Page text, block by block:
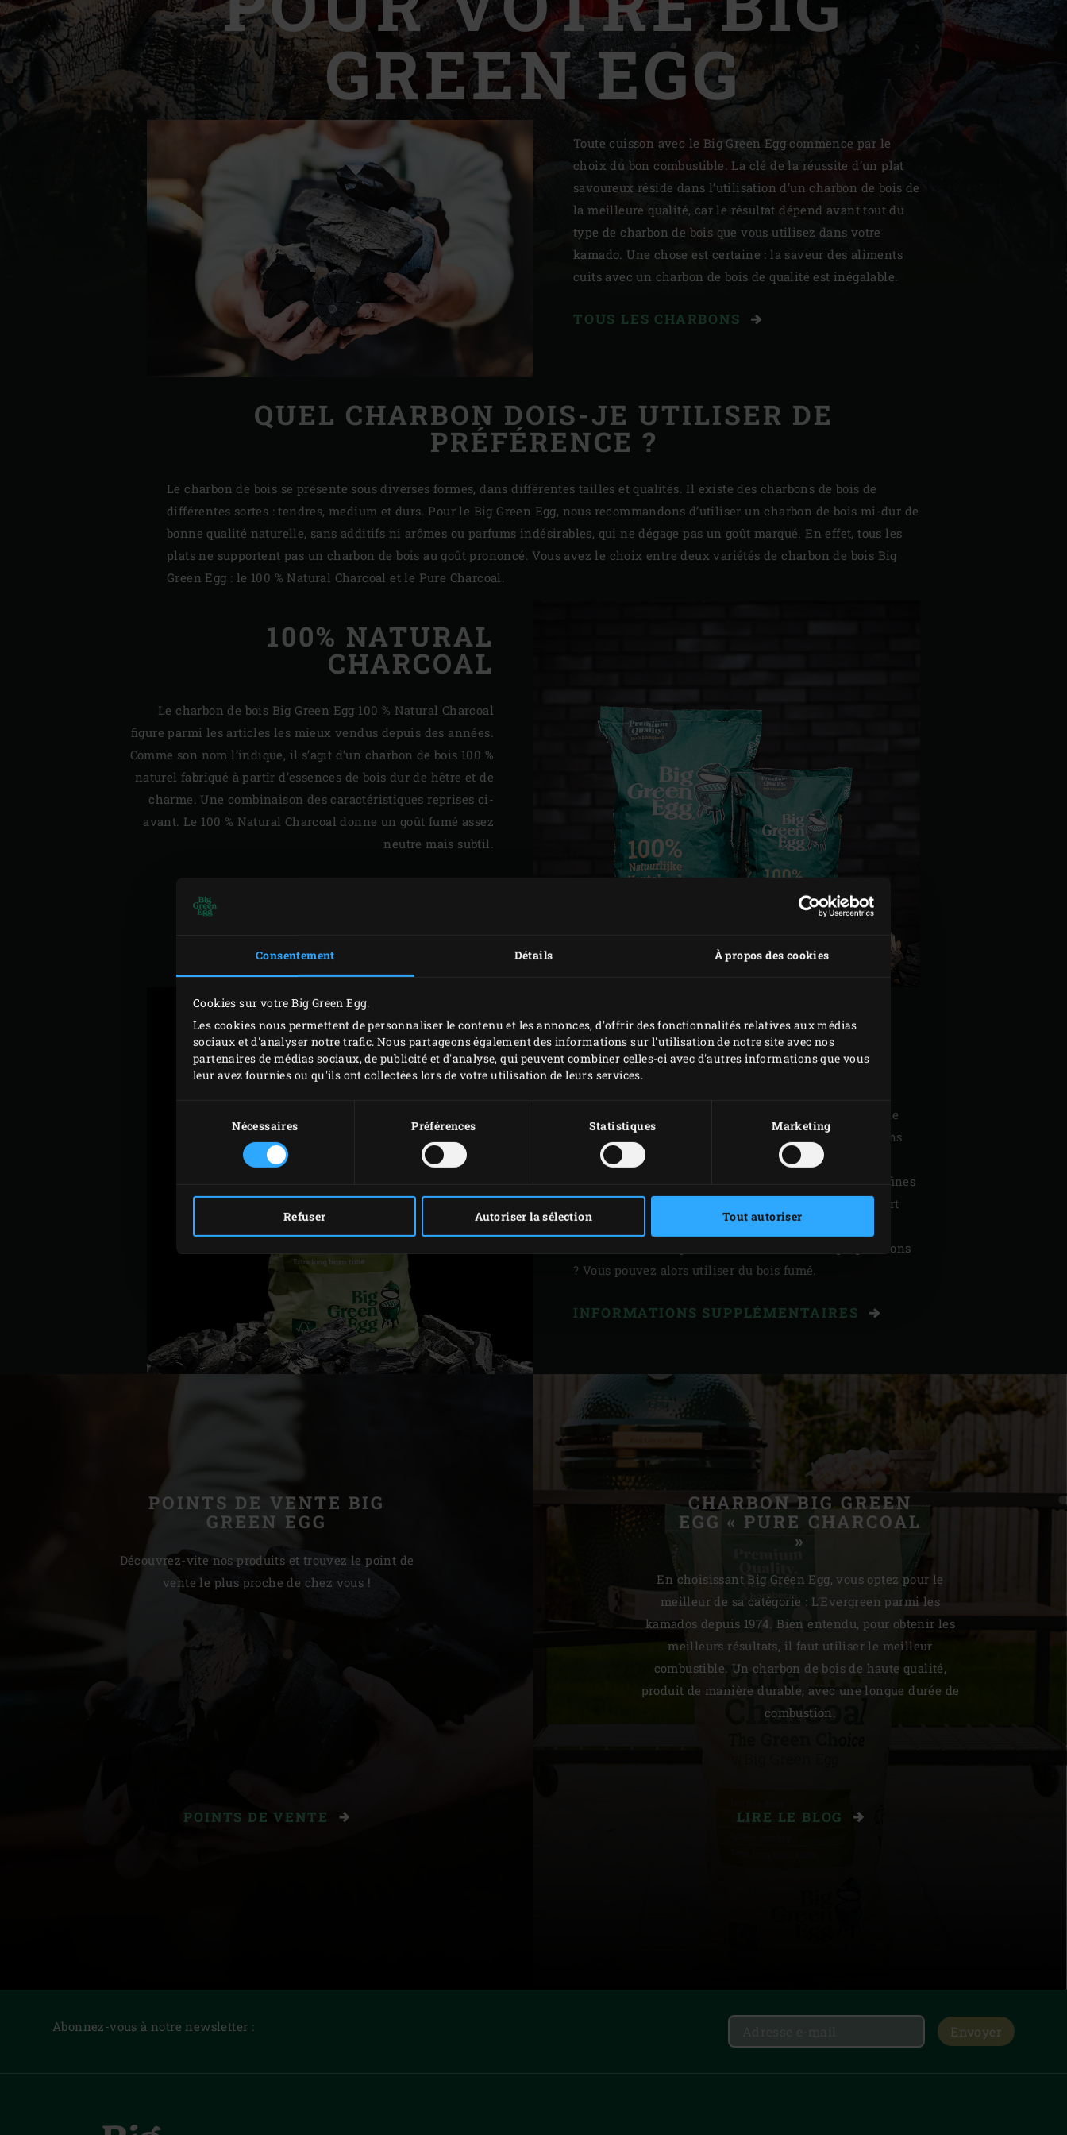
Consentement Détails À propos des cookies
Cookies sur votre Big Green Egg.
Les cookies nous permettent de personnaliser le contenu et les annonces, d'offrir des fonctionnalités relatives aux médias
sociaux et d'analyser notre trafic. Nous partageons également des informations sur l'utilisation de notre site avec nos
partenaires de médias sociaux, de publicité et d'analyse, qui peuvent combiner celles-ci avec d'autres informations que vous
leur avez fournies ou qu'ils ont collectées lors de votre utilisation de leurs services.
consentement
Nécessaires Préférences Statistiques Marketing
Refuser Autoriser la sélection Tout autoriser
Denmark | Danmark
Estonia | Eesti
Finland | Suomi
Germany | Deutschland
Greece | Ελλάδα
Hungary | Magyarország
Slovenia | Slovenija
Spain | España
Sweden | Sverige
Switzerland | Schweiz
Turkey | Türkiye
GREEN EGG
Toute cuisson avec le Big Green Egg commence par le
choix du bon combustible. La clé de la réussite d’un plat
savoureux réside dans l’utilisation d’un charbon de bois de
la meilleure qualité, car le résultat dépend avant tout du
type de charbon de bois que vous utilisez dans votre
kamado. Une chose est certaine : la saveur des aliments
cuits avec un charbon de bois de qualité est inégalable.
TOUS LES CHARBONS
QUEL CHARBON DOIS-JE UTILISER DE
PRÉFÉRENCE ?
Le charbon de bois se présente sous diverses formes, dans différentes tailles et qualités. Il existe des charbons de bois de
différentes sortes : tendres, medium et durs. Pour le Big Green Egg, nous recommandons d’utiliser un charbon de bois mi-dur de
bonne qualité naturelle, sans additifs ni arômes ou parfums indésirables, qui ne dégage pas un goût marqué. En effet, tous les
plats ne supportent pas un charbon de bois au goût prononcé. Vous avez le choix entre deux variétés de charbon de bois Big
Green Egg : le 100 % Natural Charcoal et le Pure Charcoal.
100% NATURAL
CHARCOAL
Le charbon de bois Big Green Egg 100 % Natural Charcoal
figure parmi les articles les mieux vendus depuis des années.
Comme son nom l’indique, il s’agit d’un charbon de bois 100 %
naturel fabriqué à partir d’essences de bois dur de hêtre et de
charme. Une combinaison des caractéristiques reprises ci-
avant. Le 100 % Natural Charcoal donne un goût fumé assez
neutre mais subtil.
PURE CHARCOAL
Pure Charcoal
est un charbon de bois composé d’un
procédé unique de carbonisation du bois en charbon de
bois, Pure Charcoal est
un charbon de bois très pur
, sans
fumée, sans goudron et très pratique, avec 62 %
d’émissions d’azote et 82 % d’émissions de particules fines
(PM10 et plus petites) en moins par rapport à la plupart
des charbons de bois. Le goût est très neutre. Vous
souhaitez donner plus de saveur à certaines préparations
? Vous pouvez alors utiliser du bois fumé.
INFORMATIONS SUPPLÉMENTAIRES
POINTS DE VENTE BIG
GREEN EGG
Découvrez-vite nos produits et trouvez le point de
vente le plus proche de chez vous !
POINTS DE VENTE
CHARBON BIG GREEN
EGG « PURE CHARCOAL
»
En choisissant Big Green Egg, vous optez pour le
meilleur de sa catégorie : L’Evergreen parmi les
kamados depuis 1974. Bien entendu, pour obtenir les
meilleurs résultats, il faut utiliser le meilleur
combustible. Un charbon de bois de haute qualité,
produit de manière durable, avec une longue durée de
combustion.
LIRE LE BLOG
Abonnez-vous à notre newsletter : Envoyer